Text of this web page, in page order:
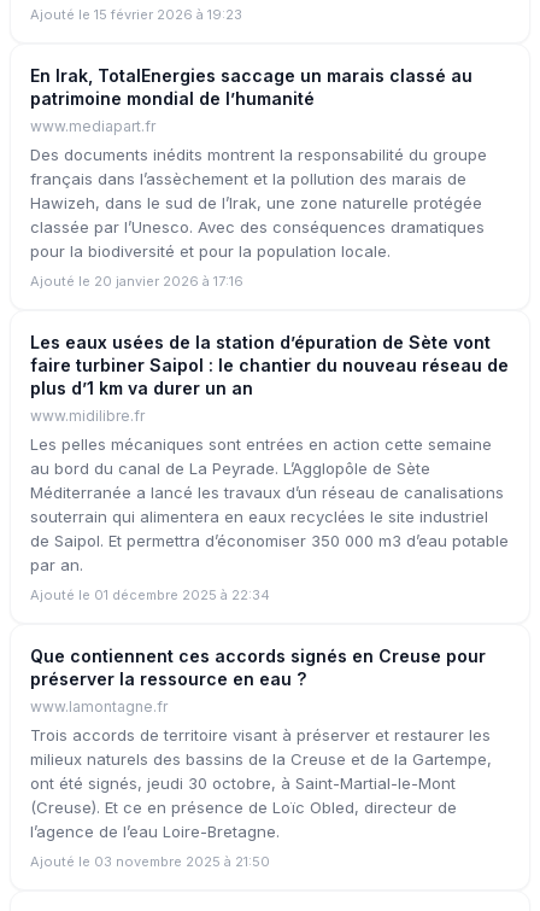
Ajouté le 15 février 2026 à 19:23
En Irak, TotalEnergies saccage un marais classé au
patrimoine mondial de l’humanité
www.mediapart.fr
Des documents inédits montrent la responsabilité du groupe
français dans l’assèchement et la pollution des marais de
Hawizeh, dans le sud de l’Irak, une zone naturelle protégée
classée par l’Unesco. Avec des conséquences dramatiques
pour la biodiversité et pour la population locale.
Ajouté le 20 janvier 2026 à 17:16
Les eaux usées de la station d’épuration de Sète vont
faire turbiner Saipol : le chantier du nouveau réseau de
plus d’1 km va durer un an
www.midilibre.fr
Les pelles mécaniques sont entrées en action cette semaine
au bord du canal de La Peyrade. L’Agglopôle de Sète
Méditerranée a lancé les travaux d’un réseau de canalisations
souterrain qui alimentera en eaux recyclées le site industriel
de Saipol. Et permettra d’économiser 350 000 m3 d’eau potable
par an.
Ajouté le 01 décembre 2025 à 22:34
Que contiennent ces accords signés en Creuse pour
préserver la ressource en eau ?
www.lamontagne.fr
Trois accords de territoire visant à préserver et restaurer les
milieux naturels des bassins de la Creuse et de la Gartempe,
ont été signés, jeudi 30 octobre, à Saint-Martial-le-Mont
(Creuse). Et ce en présence de Loïc Obled, directeur de
l’agence de l’eau Loire-Bretagne.
Ajouté le 03 novembre 2025 à 21:50